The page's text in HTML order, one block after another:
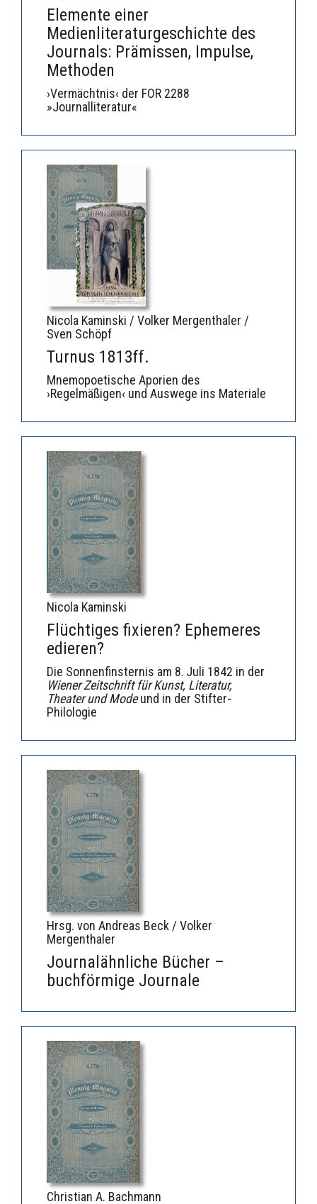
Elemente einer
Medienliteraturgeschichte des
Journals: Prämissen, Impulse,
Methoden
›Vermächtnis‹ der FOR 2288
»Journalliteratur«
Nicola Kaminski / Volker Mergenthaler /
Sven Schöpf
Turnus 1813ff.
Mnemopoetische Aporien des
›Regelmäßigen‹ und Auswege ins Materiale
Nicola Kaminski
Flüchtiges fixieren? Ephemeres
edieren?
Die Sonnenfinsternis am 8. Juli 1842 in der
Wiener Zeitschrift für Kunst, Literatur,
Theater und Modeund in der Stifter-
Philologie
Hrsg. von Andreas Beck / Volker
Mergenthaler
Journalähnliche Bücher –
buchförmige Journale
Christian A. Bachmann